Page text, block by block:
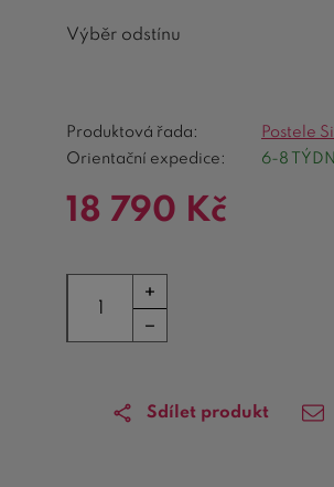
Výběr odstínu
Produktová řada:
Postele
Orientační expedice:
6-8
18 790 Kč
Sdílet produkt